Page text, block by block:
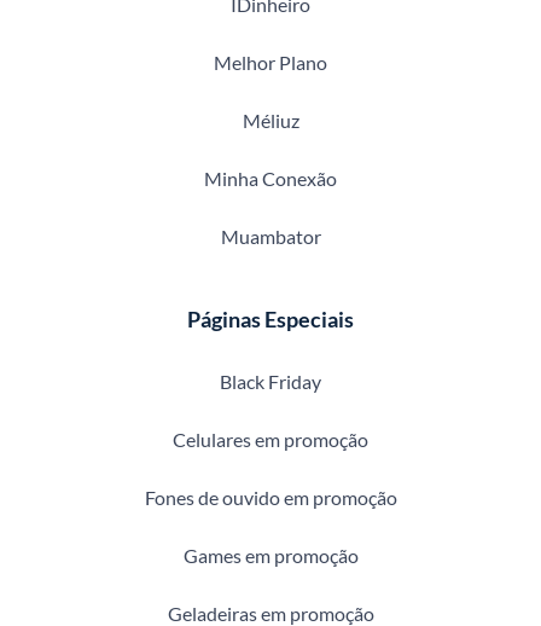
Melhor Plano
Méliuz
Minha Conexão
Muambator
Páginas Especiais
Black Friday
Celulares em promoção
Fones de ouvido em promoção
Games em promoção
Geladeiras em promoção